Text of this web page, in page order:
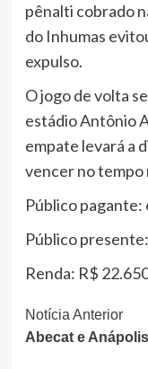
pênalti cobrado
do Inhumas
expulso.
O jogo de volta
estádio Antônio
empate levará a
vencer no tempo
Público pagante:
Público
Renda: R$
Continue
Lendo
Notícia Anterior
Abecat e